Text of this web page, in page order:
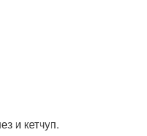
и кетчуп.